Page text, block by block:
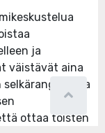
ja
väistävät aina
selkärangatonta
ottaa toisten